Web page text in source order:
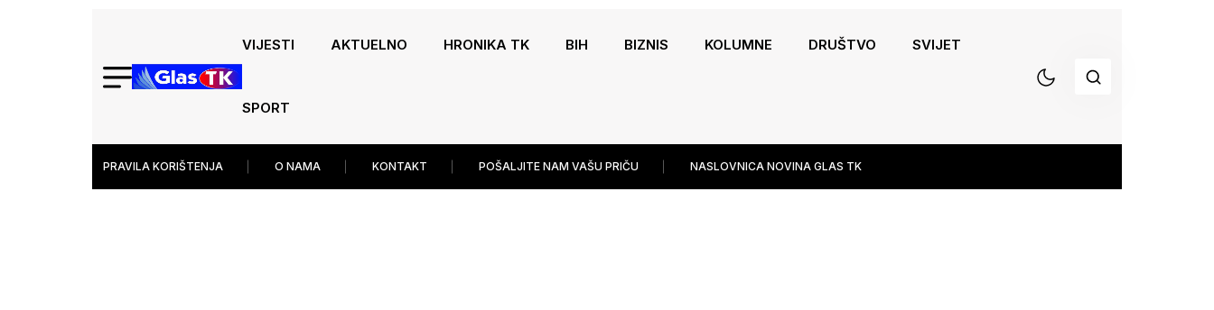
VIJESTI AKTUELNO HRONIKA TK BIH BIZNIS KOLUMNE DRUŠTVO SVIJET
SPORT
PRAVILA KORIŠTENJA O NAMA KONTAKT POŠALJITE NAM VAŠU PRIČU NASLOVNICA NOVINA GLAS TK